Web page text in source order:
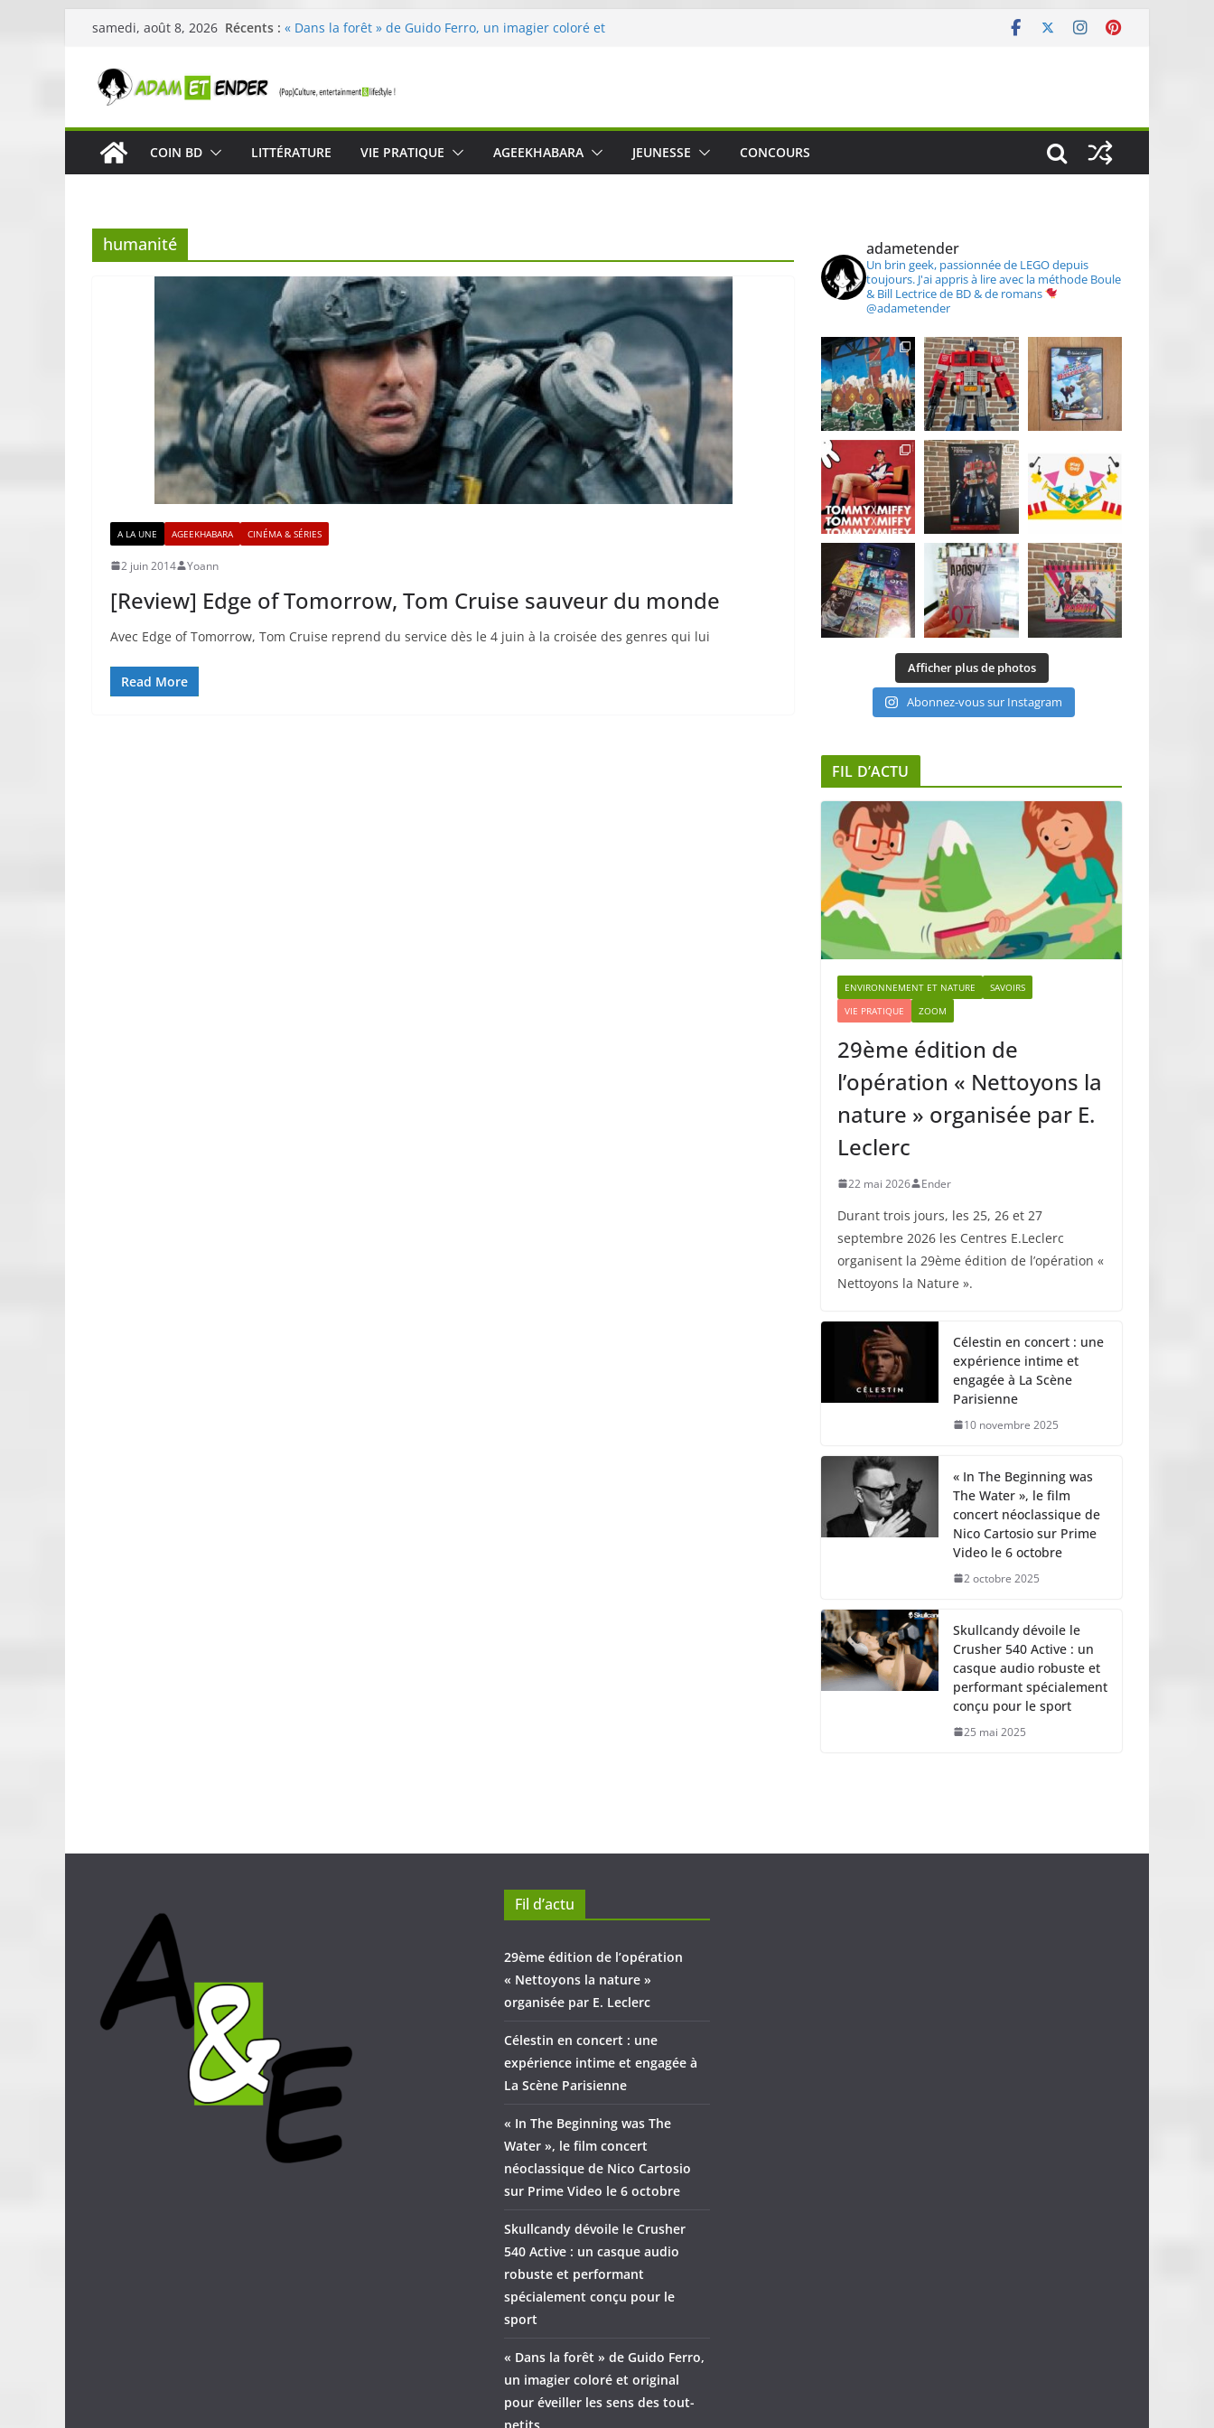
Passer
contenu
samedi, août 8, 2026 Récents : « Dans la forêt » de Guido Ferro, un imagier coloré et
Célestin en concert : une expérience intime et engagée à
« In The Beginning was The Water », le film concert
néoclassique de Nico Cartosio sur Prime Video le 6 octobre
Skullcandy dévoile le Crusher 540 Active : un casque audio
COIN BD LITTÉRATURE VIE PRATIQUE AGEEKHABARA JEUNESSE CONCOURS
humanité
A LA UNE AGEEKHABARA CINÉMA & SÉRIES
2 juin 2014 Yoann
[Review] Edge of Tomorrow, Tom Cruise sauveur du monde
Avec Edge of Tomorrow, Tom Cruise reprend du service dès le 4 juin à la croisée des genres qui lui
Read More
adametender
Un brin geek, passionnée de LEGO depuis
toujours. J'ai appris à lire avec la méthode Boule
& Bill Lectrice de BD & de romans
@adametender
Afficher plus de photos
Abonnez-vous sur Instagram
FIL D’ACTU
ENVIRONNEMENT ET NATURE
SAVOIRS
VIE PRATIQUE
ZOOM
29ème édition de
l’opération « Nettoyons la
nature » organisée par E.
Leclerc
22 mai 2026 Ender
Durant trois jours, les 25, 26 et 27
septembre 2026 les Centres E.Leclerc
organisent la 29ème édition de l’opération «
Nettoyons la Nature ».
Célestin en concert : une
expérience intime et
engagée à La Scène
Parisienne
10 novembre 2025
« In The Beginning was
The Water », le film
concert néoclassique de
Nico Cartosio sur Prime
Video le 6 octobre
2 octobre 2025
Skullcandy dévoile le
Crusher 540 Active : un
casque audio robuste et
performant spécialement
conçu pour le sport
25 mai 2025
Fil d’actu
29ème édition de l’opération
« Nettoyons la nature »
organisée par E. Leclerc
Célestin en concert : une
expérience intime et engagée à
La Scène Parisienne
« In The Beginning was The
Water », le film concert
néoclassique de Nico Cartosio
sur Prime Video le 6 octobre
Skullcandy dévoile le Crusher
540 Active : un casque audio
robuste et performant
spécialement conçu pour le
sport
« Dans la forêt » de Guido Ferro,
un imagier coloré et original
pour éveiller les sens des tout-